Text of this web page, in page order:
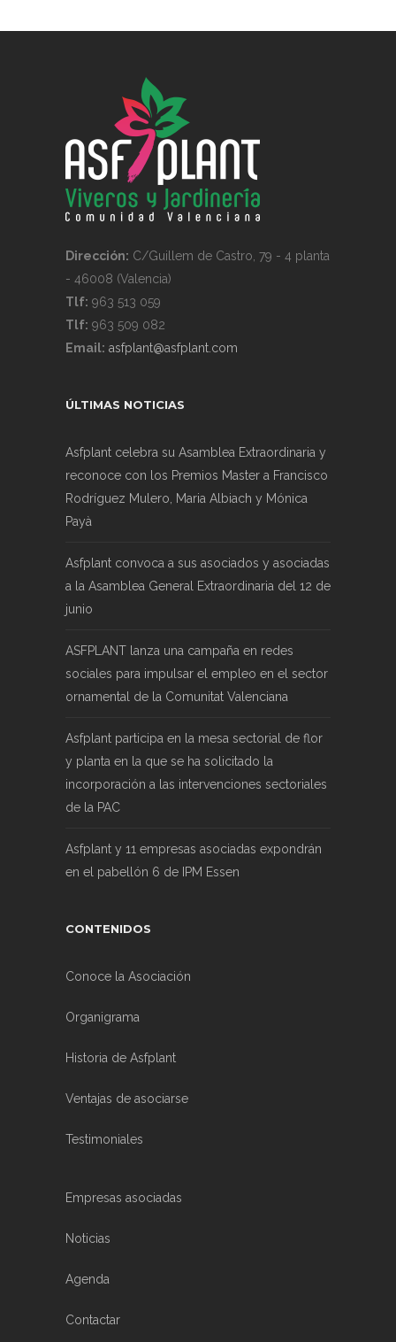
Dirección: C/Guillem de Castro, 79 - 4 planta
- 46008 (Valencia)
Tlf: 963 513 059
Tlf: 963 509 082
Email: asfplant@asfplant.com
ÚLTIMAS NOTICIAS
Asfplant celebra su Asamblea Extraordinaria y
reconoce con los Premios Master a Francisco
Rodríguez Mulero, Maria Albiach y Mónica
Payà
Asfplant convoca a sus asociados y asociadas
a la Asamblea General Extraordinaria del 12 de
junio
ASFPLANT lanza una campaña en redes
sociales para impulsar el empleo en el sector
ornamental de la Comunitat Valenciana
Asfplant participa en la mesa sectorial de flor
y planta en la que se ha solicitado la
incorporación a las intervenciones sectoriales
de la PAC
Asfplant y 11 empresas asociadas expondrán
en el pabellón 6 de IPM Essen
CONTENIDOS
Conoce la Asociación
Organigrama
Historia de Asfplant
Ventajas de asociarse
Testimoniales
Empresas asociadas
Noticias
Agenda
Contactar